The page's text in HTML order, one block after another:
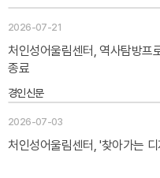
2026-07-21
처인성어울림센터, 역사탐방프
종료
경인신문
2026-07-03
처인성어울림센터, '찾아가는